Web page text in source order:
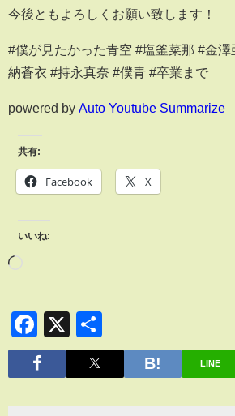
今後ともよろしくお願い致します！
#僕が見たかった青空 #塩釜菜那 #金
納蒼衣 #持永真奈 #僕青 #卒業まで
powered by Auto Youtube Summarize
共有:
Facebook X
いいね:
Facebook
X
有
LINE